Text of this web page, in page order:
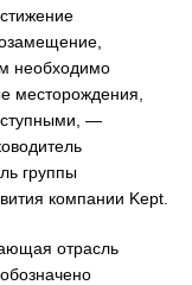
необходимо
месторождения,
—
группы
компании Kept.
отрасль